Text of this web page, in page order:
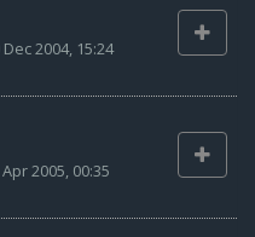
Dec 2004, 15:24
Apr 2005, 00:35